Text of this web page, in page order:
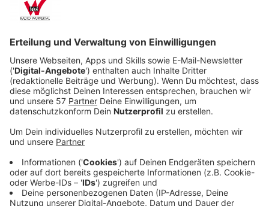
Veröffentlicht:
Anzeige
Mehrere Warnsysteme im Einsatz
Anzeige
parallel getestet. Dazu gehören unter anderem:
Sirenenin vielen Städten und Gemeinden